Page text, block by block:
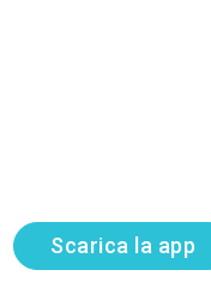
Scarica la app